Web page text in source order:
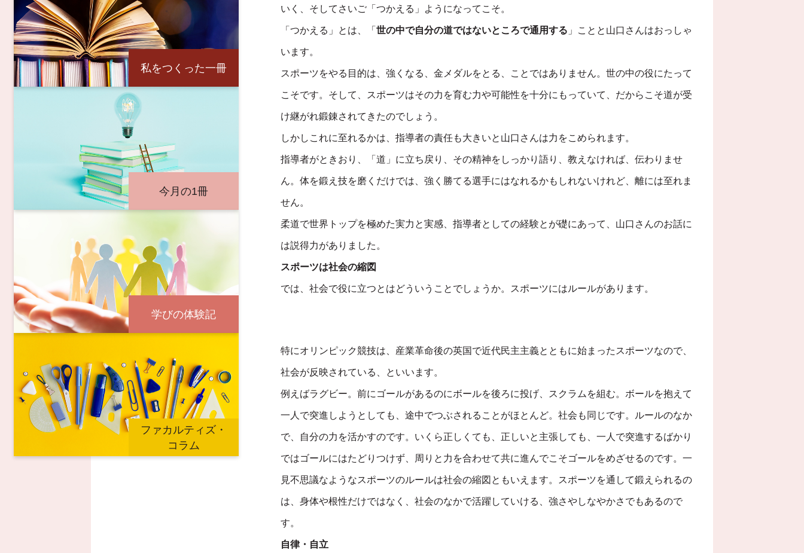
いく、そしてさいご「つかえる」ようになってこそ。
「つかえる」とは、「 世の中で自分の道ではないところで通用する 」ことと山口さんはおっしゃ
います。
スポーツをやる目的は、強くなる、金メダルをとる、ことではありません。世の中の役にたって
こそです。そして、スポーツはその力を育む力や可能性を十分にもっていて、だからこそ道が受
け継がれ鍛錬されてきたのでしょう。
しかしこれに至れるかは、指導者の責任も大きいと山口さんは力をこめられます。
指導者がときおり、「道」に立ち戻り、その精神をしっかり語り、教えなければ、伝わりませ
ん。体を鍛え技を磨くだけでは、強く勝てる選手にはなれるかもしれないけれど、離には至れま
せん。
柔道で世界トップを極めた実力と実感、指導者としての経験とが礎にあって、山口さんのお話に
は説得力がありました。
スポーツは社会の縮図
では、社会で役に立つとはどういうことでしょうか。スポーツにはルールがあります。
特にオリンピック競技は、産業革命後の英国で近代民主主義とともに始まったスポーツなので、
社会が反映されている、といいます。
例えばラグビー。前にゴールがあるのにボールを後ろに投げ、スクラムを組む。ボールを抱えて
一人で突進しようとしても、途中でつぶされることがほとんど。社会も同じです。ルールのなか
で、自分の力を活かすのです。いくら正しくても、正しいと主張しても、一人で突進するばかり
ではゴールにはたどりつけず、周りと力を合わせて共に進んでこそゴールをめざせるのです。一
見不思議なようなスポーツのルールは社会の縮図ともいえます。スポーツを通して鍛えられるの
は、身体や根性だけではなく、社会のなかで活躍していける、強さやしなやかさでもあるので
す。
自律・自立
私をつくった一冊
今月の1冊
学びの体験記
ファカルティズ・
コラム